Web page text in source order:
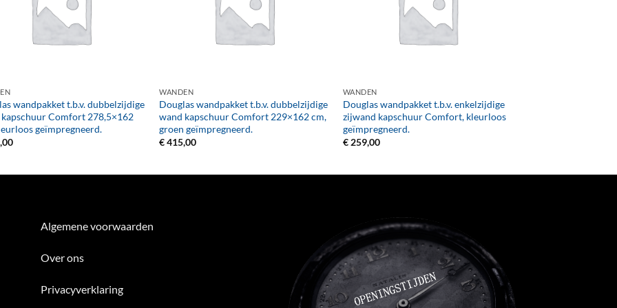
wandpakket t.b.v. dubbelzijdige
Comfort 278,5×162
geïmpregneerd.
WANDEN
Douglas wandpakket t.b.v. dubbelzijdige
wand kapschuur Comfort 229×162 cm,
groen geïmpregneerd.
€415,00
WANDEN
Douglas wandpakket t.b.v. enkelzijdige
zijwand kapschuur Comfort, kleurloos
geïmpregneerd.
€259,00
Algemene voorwaarden
Over ons
Privacyverklaring